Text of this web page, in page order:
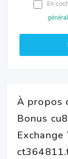
En
À propos
Bonus
Exchange